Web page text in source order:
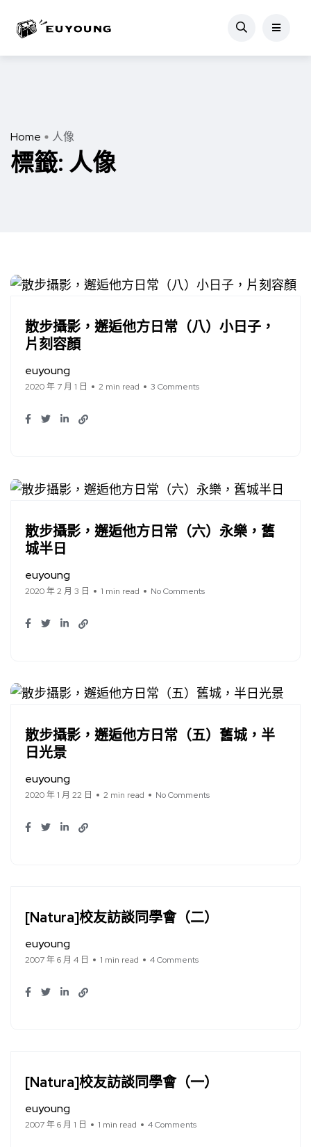
Home 人像
標籤: 人像
散步攝影，邂逅他方日常（八）小日子，
片刻容顏
euyoung
2020 年 7 月 1 日 2 min read 3 Comments
散步攝影，邂逅他方日常（六）永樂，舊
城半日
euyoung
2020 年 2 月 3 日 1 min read No Comments
散步攝影，邂逅他方日常（五）舊城，半
日光景
euyoung
2020 年 1 月 22 日 2 min read No Comments
[Natura]校友訪談同學會（二）
euyoung
2007 年 6 月 4 日 1 min read 4 Comments
[Natura]校友訪談同學會（一）
euyoung
2007 年 6 月 1 日 1 min read 4 Comments